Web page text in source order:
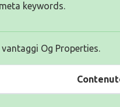
keywords.
Og Properties.